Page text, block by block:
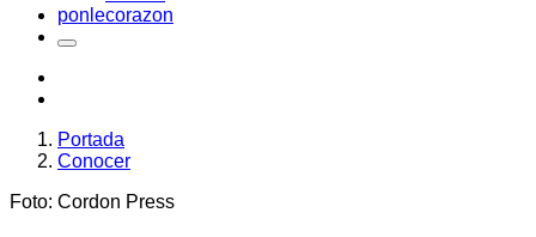
ponlecorazon
Portada
Conocer
Foto: Cordon Press